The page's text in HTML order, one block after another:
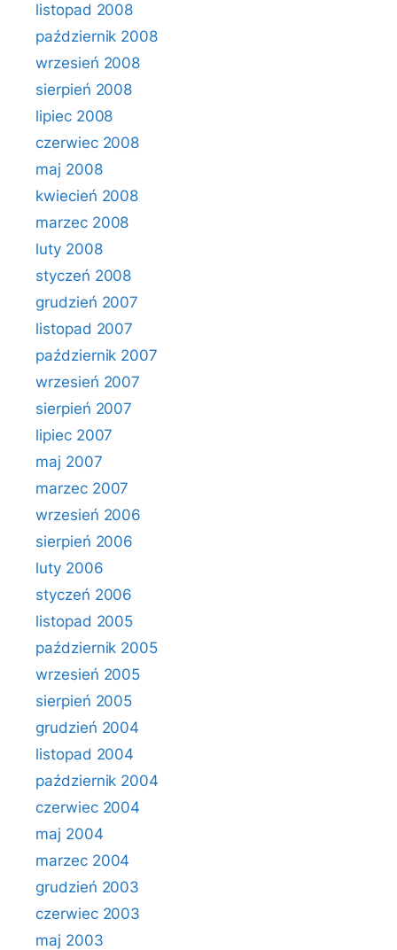
listopad 2008
październik 2008
wrzesień 2008
sierpień 2008
lipiec 2008
czerwiec 2008
maj 2008
kwiecień 2008
marzec 2008
luty 2008
styczeń 2008
grudzień 2007
listopad 2007
październik 2007
wrzesień 2007
sierpień 2007
lipiec 2007
maj 2007
marzec 2007
wrzesień 2006
sierpień 2006
luty 2006
styczeń 2006
listopad 2005
październik 2005
wrzesień 2005
sierpień 2005
grudzień 2004
listopad 2004
październik 2004
czerwiec 2004
maj 2004
marzec 2004
grudzień 2003
czerwiec 2003
maj 2003